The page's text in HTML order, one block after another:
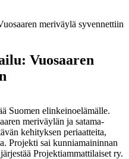
meriväylä syvennettiin
Vuosaaren
Suomen elinkeinoelämälle.
meriväylän ja satama-
kehityksen periaatteita,
Projekti sai kunniamaininnan
Projektiammattilaiset ry.